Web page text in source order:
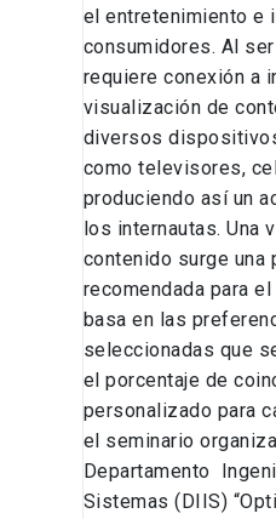
el entretenimiento e
consumidores. Al
requiere conexión a
visualización de
diversos
como televisores,
produciendo así un
los internautas. Una
contenido surge una
recomendada para
basa en las
seleccionadas que
el porcentaje de
personalizado para
el seminario
Departamento
Sistemas (DIIS)